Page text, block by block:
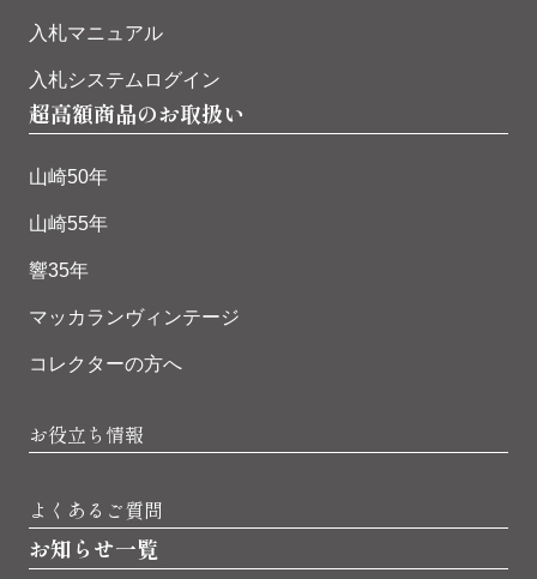
入札マニュアル
入札システムログイン
超高額商品のお取扱い
山崎50年
山崎55年
響35年
マッカランヴィンテージ
コレクターの方へ
お役立ち情報
よくあるご質問
お知らせ一覧